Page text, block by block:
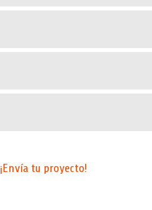
¡Envía tu proyecto!